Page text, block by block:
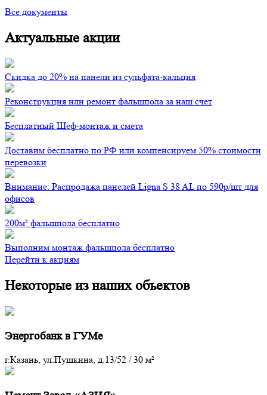
Все документы
Актуальные акции
Скидка до 20% на панели из сульфата-кальция
Реконструкция или ремонт фальшпола за наш счет
Бесплатный Шеф-монтаж и смета
Доставим бесплатно по РФ или компенсируем 50% стоимости
перевозки
Внимание: Распродажа панелей Ligna S 38 AL по 590р/шт для
офисов
200м² фальшпола бесплатно
Выполним монтаж фальшпола бесплатно
Перейти к акциям
Некоторые из наших объектов
Энергобанк в ГУМе
г.Казань, ул.Пушкина, д.13/52 /30 м²